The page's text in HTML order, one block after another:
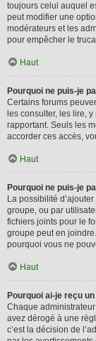
toujours celui auquel
peut modifier une
modérateurs et les
pour empêcher le
Haut
Pourquoi ne puis-je
Certains forums
les consulter, les lire,
rapportant. Seuls les
accorder ces accès,
Haut
Pourquoi ne puis-je
La possibilité
groupe, ou par
fichiers joints pour le
groupe peut en
pourquoi vous ne
Haut
Pourquoi ai-je reçu
Chaque
avez dérogé à une
c’est la décision de